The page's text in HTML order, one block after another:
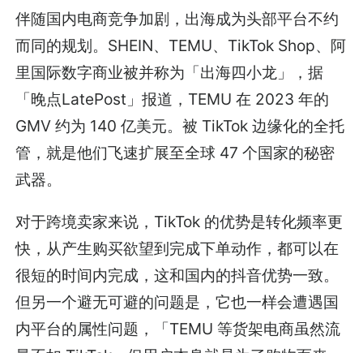
伴随国内电商竞争加剧，出海成为头部平台不约
而同的规划。SHEIN、TEMU、TikTok Shop、阿
里国际数字商业被并称为「出海四小龙」，据
「晚点LatePost」报道，TEMU 在 2023 年的
GMV 约为 140 亿美元。被 TikTok 边缘化的全托
管，就是他们飞速扩展至全球 47 个国家的秘密
武器。
对于跨境卖家来说，TikTok 的优势是转化频率更
快，从产生购买欲望到完成下单动作，都可以在
很短的时间内完成，这和国内的抖音优势一致。
但另一个避无可避的问题是，它也一样会遭遇国
内平台的属性问题，「TEMU 等货架电商虽然流